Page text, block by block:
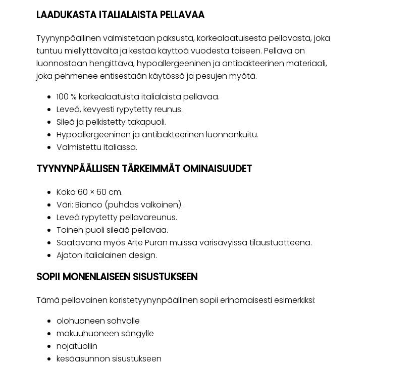
LAADUKASTA ITALIALAISTA PELLAVAA
Tyynynpäällinen valmistetaan paksusta, korkealaatuisesta pellavasta, joka
tuntuu miellyttävältä ja kestää käyttöä vuodesta toiseen. Pellava on
luonnostaan hengittävä, hypoallergeeninen ja antibakteerinen materiaali,
joka pehmenee entisestään käytössä ja pesujen myötä.
100 % korkealaatuista italialaista pellavaa.
Leveä, kevyesti rypytetty reunus.
Sileä ja pelkistetty takapuoli.
Hypoallergeeninen ja antibakteerinen luonnonkuitu.
Valmistettu Italiassa.
TYYNYNPÄÄLLISEN TÄRKEIMMÄT OMINAISUUDET
Koko 60 × 60 cm.
Väri: Bianco (puhdas valkoinen).
Leveä rypytetty pellavareunus.
Toinen puoli sileää pellavaa.
Saatavana myös Arte Puran muissa värisävyissä tilaustuotteena.
Ajaton italialainen design.
SOPII MONENLAISEEN SISUSTUKSEEN
Tämä pellavainen koristetyynynpäällinen sopii erinomaisesti esimerkiksi:
olohuoneen sohvalle
makuuhuoneen sängylle
nojatuoliin
kesäasunnon sisustukseen